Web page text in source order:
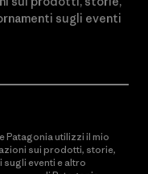
sugli eventi
Patagonia utilizzi il mio
sui prodotti, storie,
eventi e altro